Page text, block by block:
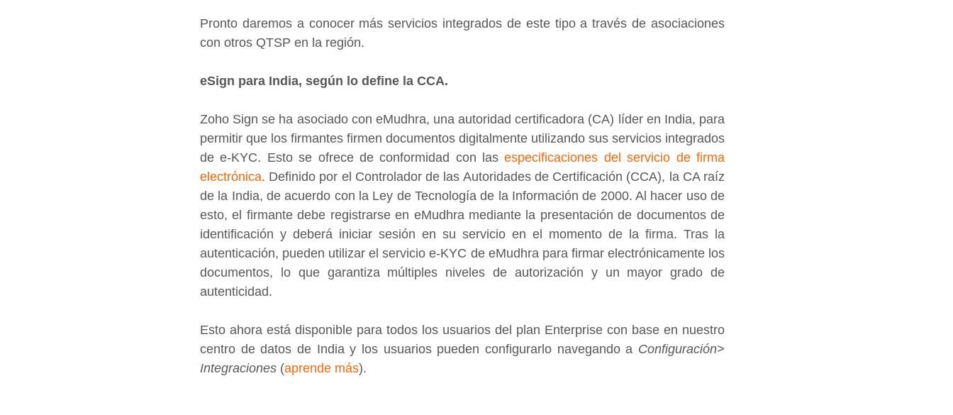
Pronto daremos a conocer más servicios integrados de este tipo a través de asociaciones
con otros QTSP en la región.
eSign para India, según lo define la CCA.
Zoho Sign se ha asociado con eMudhra, una autoridad certificadora (CA) líder en India, para
permitir que los firmantes firmen documentos digitalmente utilizando sus servicios integrados
de e-KYC. Esto se ofrece de conformidad con las especificaciones del servicio de firma
electrónica. Definido por el Controlador de las Autoridades de Certificación (CCA), la CA raíz
de la India, de acuerdo con la Ley de Tecnología de la Información de 2000. Al hacer uso de
esto, el firmante debe registrarse en eMudhra mediante la presentación de documentos de
identificación y deberá iniciar sesión en su servicio en el momento de la firma. Tras la
autenticación, pueden utilizar el servicio e-KYC de eMudhra para firmar electrónicamente los
documentos, lo que garantiza múltiples niveles de autorización y un mayor grado de
autenticidad.
Esto ahora está disponible para todos los usuarios del plan Enterprise con base en nuestro
centro de datos de India y los usuarios pueden configurarlo navegando a Configuración>
Integraciones (aprende más).